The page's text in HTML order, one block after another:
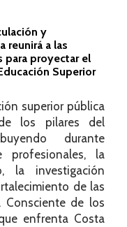
y
reunirá a las
para proyectar el
Superior
superior pública
los pilares del
durante
la
la investigación
de las
de los
enfrenta Costa